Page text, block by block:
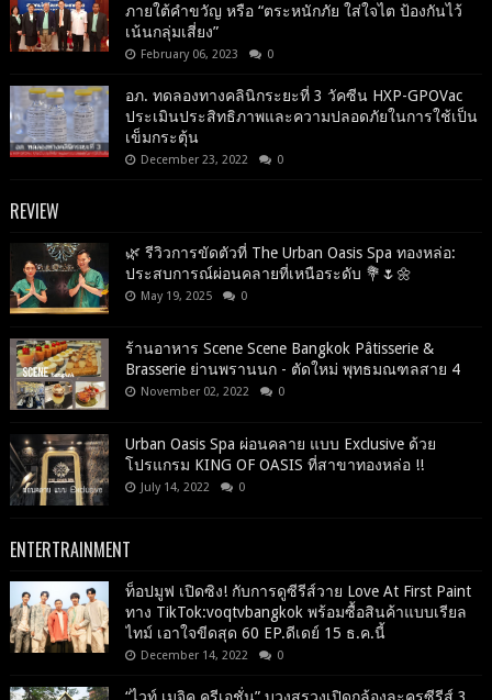
ภายใต้คำขวัญ หรือ “ตระหนักภัย ใส่ใจไต ป้องกันไว้
เน้นกลุ่มเสี่ยง”
February 06, 2023 0
อภ. ทดลองทางคลินิกระยะที่ 3 วัคซีน HXP-GPOVac
ประเมินประสิทธิภาพและความปลอดภัยในการใช้เป็น
เข็มกระตุ้น
December 23, 2022 0
REVIEW
🌿 รีวิวการขัดตัวที่ The Urban Oasis Spa ทองหล่อ:
ประสบการณ์ผ่อนคลายที่เหนือระดับ 💐🌷🌼
May 19, 2025 0
ร้านอาหาร Scene Scene Bangkok Pâtisserie &
Brasserie ย่านพรานนก - ตัดใหม่ พุทธมณฑลสาย 4
November 02, 2022 0
Urban Oasis Spa ผ่อนคลาย แบบ Exclusive ด้วย
โปรแกรม KING OF OASIS ที่สาขาทองหล่อ !!
July 14, 2022 0
ENTERTRAINMENT
ท็อปมูฟ เปิดซิง! กับการดูซีรีส์วาย Love At First Paint
ทาง TikTok:voqtvbangkok พร้อมซื้อสินค้าแบบเรียล
ไทม์ เอาใจขีดสุด 60 EP.ดีเดย์ 15 ธ.ค.นี้
December 14, 2022 0
“ไวท์ เมจิค ครีเอชั่น” บวงสรวงเปิดกล้องละครซีรีส์ 3